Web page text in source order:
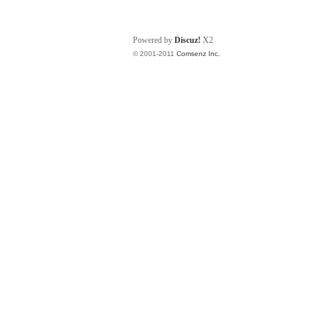
Powered by Discuz! X2
© 2001-2011 Comsenz Inc.